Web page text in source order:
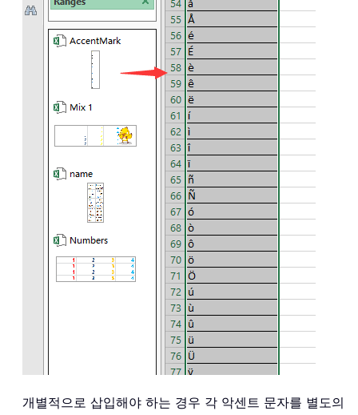
개별적으로 삽입해야 하는 경우 각 악센트 문자를 별도의